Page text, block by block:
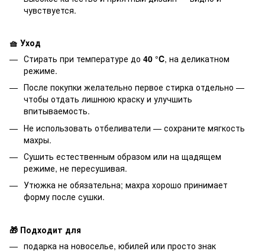
чувствуется.
🧺 Уход
Стирать при температуре до 40 °C, на деликатном
режиме.
После покупки желательно первое стирка отдельно —
чтобы отдать лишнюю краску и улучшить
впитываемость.
Не использовать отбеливатели — сохраните мягкость
махры.
Сушить естественным образом или на щадящем
режиме, не пересушивая.
Утюжка не обязательна; махра хорошо принимает
форму после сушки.
🎁 Подходит для
подарка на новоселье, юбилей или просто знак